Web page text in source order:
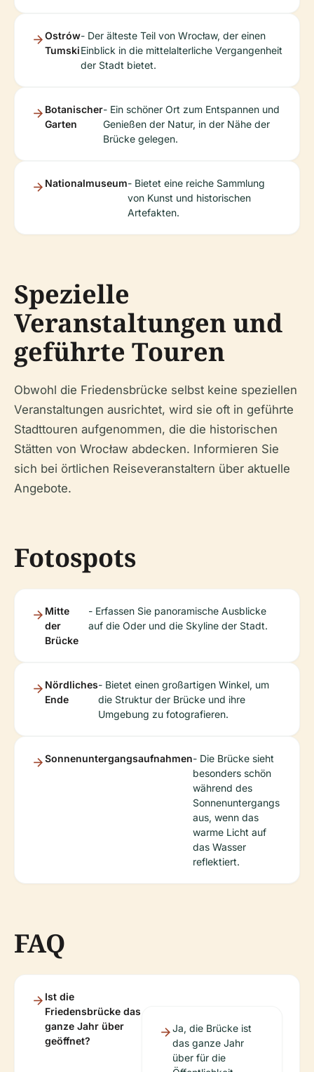
Ostrów
Tumski
- Der älteste Teil von Wrocław, der einen
Einblick in die mittelalterliche Vergangenheit
der Stadt bietet.
Botanischer
Garten
- Ein schöner Ort zum Entspannen und
Genießen der Natur, in der Nähe der
Brücke gelegen.
Nationalmuseum- Bietet eine reiche Sammlung
von Kunst und historischen
Artefakten.
Spezielle
Veranstaltungen und
geführte Touren
Obwohl die Friedensbrücke selbst keine speziellen
Veranstaltungen ausrichtet, wird sie oft in geführte
Stadttouren aufgenommen, die die historischen
Stätten von Wrocław abdecken. Informieren Sie
sich bei örtlichen Reiseveranstaltern über aktuelle
Angebote.
Fotospots
Mitte
der
Brücke
- Erfassen Sie panoramische Ausblicke
auf die Oder und die Skyline der Stadt.
Nördliches
Ende
- Bietet einen großartigen Winkel, um
die Struktur der Brücke und ihre
Umgebung zu fotografieren.
Sonnenuntergangsaufnahmen- Die Brücke sieht
besonders schön
während des
Sonnenuntergangs
aus, wenn das
warme Licht auf
das Wasser
reflektiert.
FAQ
Ist die
Friedensbrücke das
ganze Jahr über
geöffnet?
Ja, die Brücke ist
das ganze Jahr
über für die